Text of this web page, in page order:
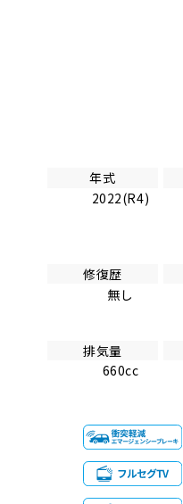
年式
2022(R4)
修復歴
無し
排気量
660cc